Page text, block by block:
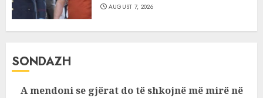
AUGUST 7, 2026
SONDAZH
A mendoni se gjërat do të shkojnë më mirë në